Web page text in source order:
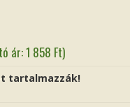
ár:1 858 Ft)
t tartalmazzák!